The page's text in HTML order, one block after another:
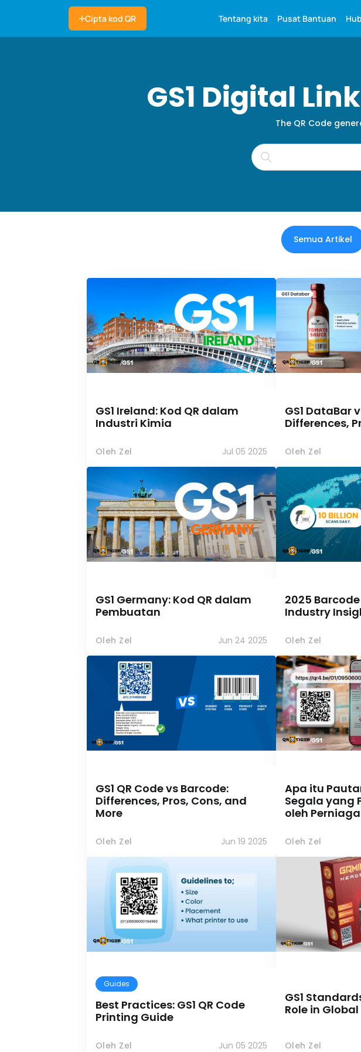
Cipta kod QR Tentang kita Pusat Bantuan
GS1 Digital
The QR Code
Semua Artikel
GS1 Ireland: Kod QR dalam
Industri Kimia
Oleh Zel Jul 05 2025
GS1 DataBar
Differences,
Oleh Zel
GS1 Germany: Kod QR dalam
Pembuatan
Oleh Zel Jun 24 2025
2025
Industry
Oleh Zel
GS1 QR Code vs Barcode:
Differences, Pros, Cons, and
More
Oleh Zel Jun 19 2025
Apa itu
Segala yang
oleh
Oleh Zel
Guides
Best Practices: GS1 QR Code
Printing Guide
Oleh Zel Jun 05 2025
GS1
Role in
Oleh Zel